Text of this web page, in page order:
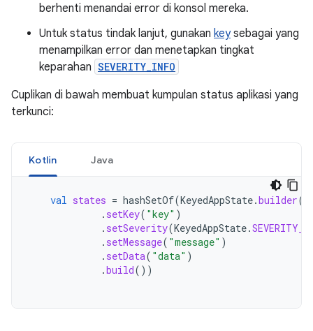
berhenti menandai error di konsol mereka.
Untuk status tindak lanjut, gunakan keysebagai yang
menampilkan error dan menetapkan tingkat
keparahan SEVERITY_INFO
Cuplikan di bawah membuat kumpulan status aplikasi yang
terkunci:
Kotlin Java
val states = hashSetOf(KeyedAppState.builder()
. setKey( "key" )
. setSeverity(KeyedAppState.
. setMessage( "message" )
. setData( "data" )
.build())